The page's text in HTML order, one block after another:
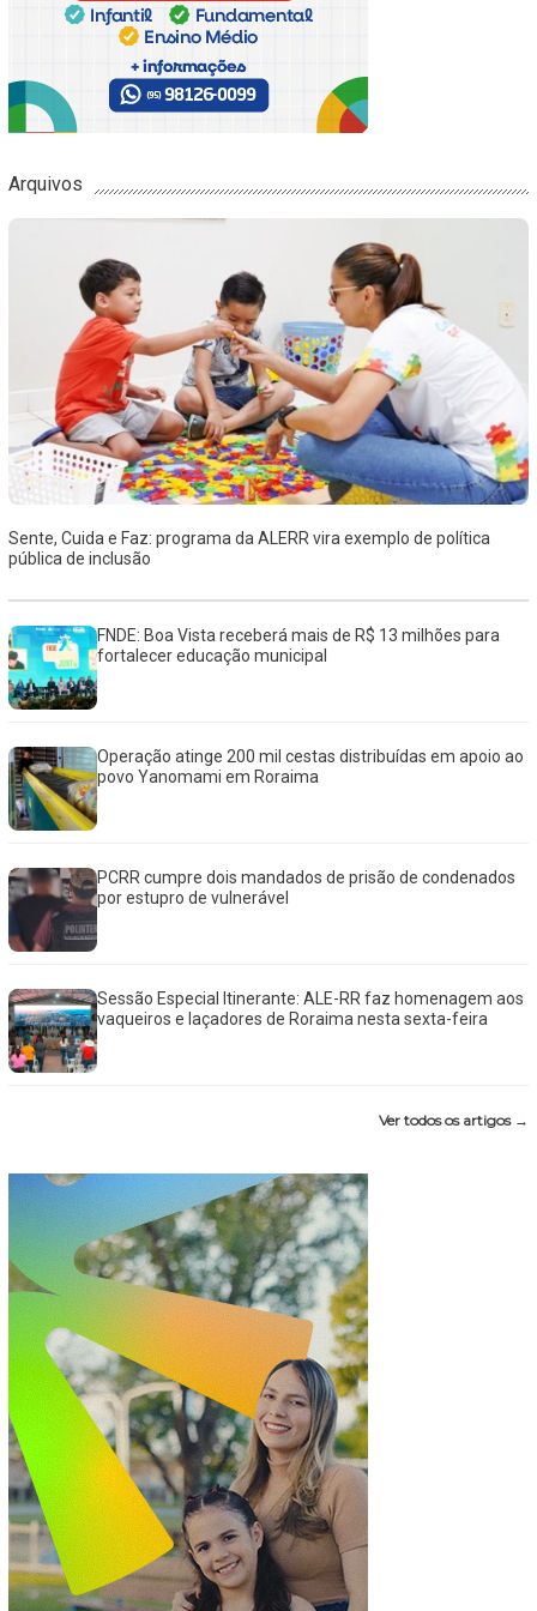
Arquivos
Sente, Cuida e Faz: programa da ALERR vira exemplo de política
pública de inclusão
FNDE: Boa Vista receberá mais de R$ 13 milhões para
fortalecer educação municipal
Operação atinge 200 mil cestas distribuídas em apoio ao
povo Yanomami em Roraima
PCRR cumpre dois mandados de prisão de condenados
por estupro de vulnerável
Sessão Especial Itinerante: ALE-RR faz homenagem aos
vaqueiros e laçadores de Roraima nesta sexta-feira
Ver todos os artigos →